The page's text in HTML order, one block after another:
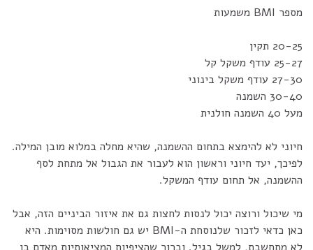
מספר BMI משמעות
20-25 תקין
25-27 עודף משקל קל
27-30 עודף משקל בינוני
30-40 השמנה
מעל 40 השמנה חולנית
חיוני לא להימצא בתחום ההשמנה, שהיא מחלה במלוא מובן המילה.
לפיכך, יעד חיוני וראשון הוא לעבור את הגבול אל מתחת לסף
ההשמנה, אל תחום עודף המשקל.
מי שיכול ורוצה יכול לנסות לחצות גם את איזור הביניים הזה, אבל
כאן כדאי לזכור שלנוסחת ה-BMI יש גם חולשות מסוימות. היא